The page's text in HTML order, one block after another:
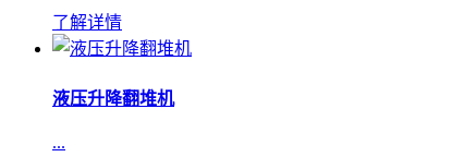
了解详情
液压升降翻堆机
...